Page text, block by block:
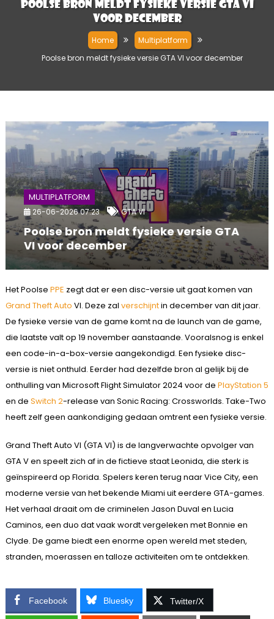
Poolse bron meldt fysieke versie GTA VI
voor december
Home
Multiplatform
Poolse bron meldt fysieke versie GTA VI voor december
MULTIPLATFORM
26-06-2026 07:23 GTA VI
Poolse bron meldt fysieke versie GTA
VI voor december
Het Poolse PPE zegt dat er een disc-versie uit gaat komen van
Grand Theft Auto VI. Deze zal verschijntin december van dit jaar.
De fysieke versie van de game komt na de launch van de game,
die laatste valt op 19 november aanstaande. Vooralsnog is enkel
een code-in-a-box-versie aangekondigd. Een fysieke disc-
versie is niet onthuld. Eerder had dezelfde bron al gelijk bij de
onthulling van Microsoft Flight Simulator 2024 voor de PlayStation 5
en de Switch 2-release van Sonic Racing: Crossworlds. Take-Two
heeft zelf geen aankondiging gedaan omtrent een fysieke versie.
Grand Theft Auto VI (GTA VI) is de langverwachte opvolger van
GTA V en speelt zich af in de fictieve staat Leonida, die sterk is
geïnspireerd op Florida. Spelers keren terug naar Vice City, een
moderne versie van het bekende Miami uit eerdere GTA-games.
Het verhaal draait om de criminelen Jason Duval en Lucia
Caminos, een duo dat vaak wordt vergeleken met Bonnie en
Clyde. De game biedt een enorme open wereld met steden,
stranden, moerassen en talloze activiteiten om te ontdekken.
Facebook Bluesky Twitter/X